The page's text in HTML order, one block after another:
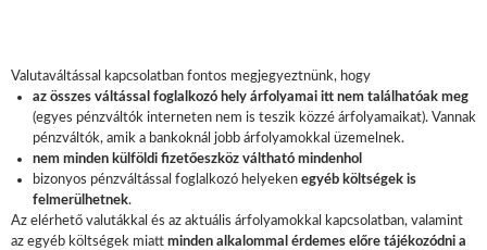
Valutaváltással kapcsolatban fontos megjegyeztnünk, hogy
az összes váltással foglalkozó hely árfolyamai itt nem találhatóak meg
(egyes pénzváltók interneten nem is teszik közzé árfolyamaikat). Vannak
pénzváltók, amik a bankoknál jobb árfolyamokkal üzemelnek.
nem minden külföldi fizetőeszköz váltható mindenhol
bizonyos pénzváltással foglalkozó helyeken egyéb költségek is
felmerülhetnek.
Az elérhető valutákkal és az aktuális árfolyamokkal kapcsolatban, valamint
az egyéb költségek miatt minden alkalommal érdemes előre tájékozódni a